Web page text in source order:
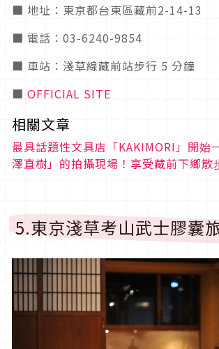
■ 地址：東京都台東區藏前2-14-13
■ 電話：03-6240-9854
■ 車站：淺草線藏前站步行 5 分鐘
■ OFFICIAL SITE
相關文章
最具話題性文具店「KAKIMORI」開始
澤直樹」的拍攝現場！享受藏前下鄉散
5.東京淺草考山武士膠囊